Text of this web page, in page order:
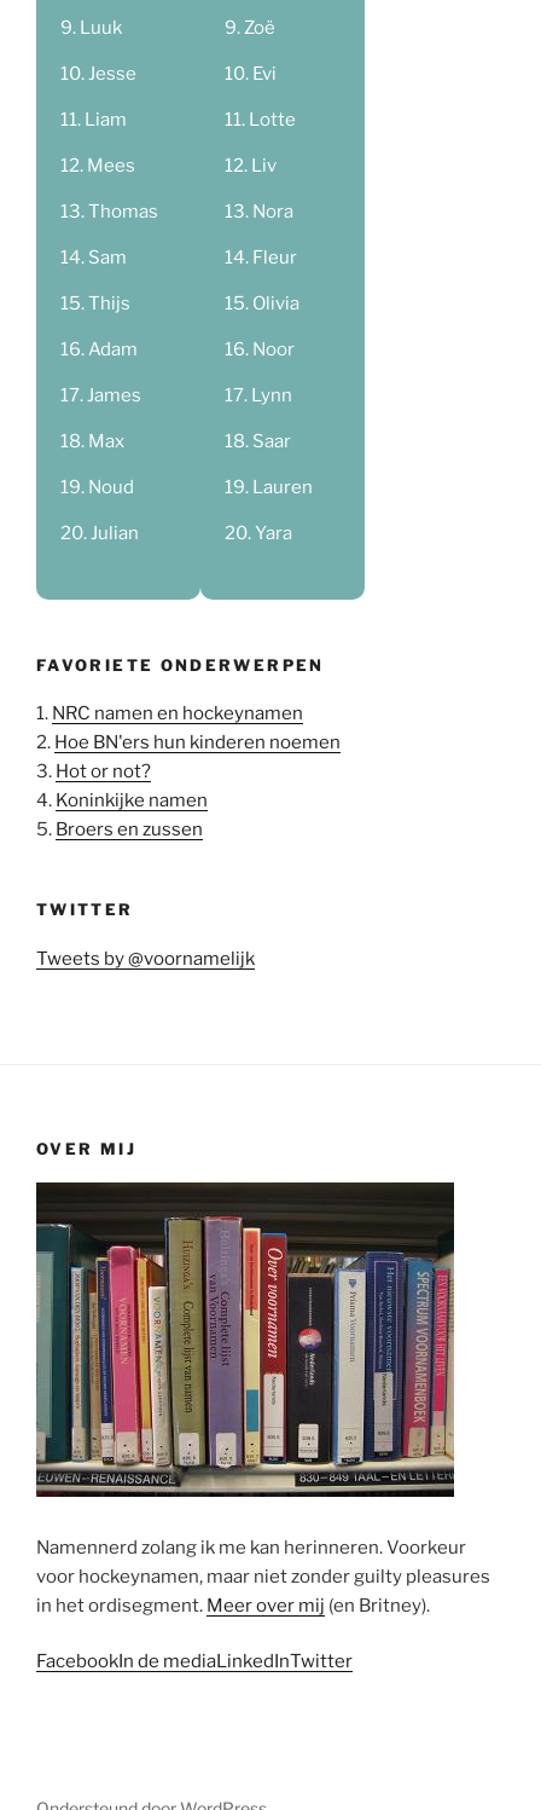
Luuk
Jesse
Liam
Mees
Thomas
Sam
Thijs
Adam
James
Max
Noud
Julian
Zoë
Evi
Lotte
Liv
Nora
Fleur
Olivia
Noor
Lynn
Saar
Lauren
Yara
FAVORIETE ONDERWERPEN
1. NRC namen en hockeynamen
2. Hoe BN'ers hun kinderen noemen
3. Hot or not?
4. Koninkijke namen
5. Broers en zussen
TWITTER
Tweets by @voornamelijk
OVER MIJ
Namennerd zolang ik me kan herinneren. Voorkeur
voor hockeynamen, maar niet zonder guilty pleasures
in het ordisegment. Meer over mij (en Britney).
Facebook In de mediaLinkedInTwitter